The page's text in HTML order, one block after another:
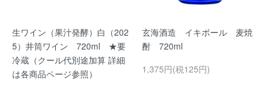
生ワイン（果汁発酵）白（202
5）井筒ワイン 720ml ★要
冷蔵（クール代別途加算 詳細
は各商品ページ参照）
玄海酒造 イキボール 麦焼
酎 720ml
1,375円(税125円)